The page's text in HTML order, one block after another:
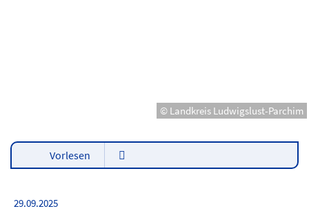
© Landkreis Ludwigslust-Parchim
Vorlesen
29.09.2025